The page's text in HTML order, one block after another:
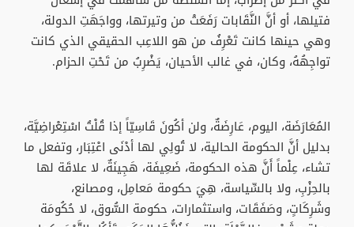
فتيلها، أو أنَّ النَّقَابات رَفَعَتْ من وتيرتها، وواجَهَتِ الدولة،
وهي حينها كانت تَعْرِفُ من هو اللاعِب الحقيقي الذي كانت
تواجِهُهُ، وكان، في غالب الأحيان، يَضْرِبُ من تَحْتِ الحزام.
المُعَارَضَة، اليوم، عَارِضَةٌ، ولن أكُونَ قَاسِيّاً إذا قُلْتُ اسْتِعْراضِيَّة،
بدليل أنَّ الحكومة الحالية، لا تُولِي لها أدْنَى اعْتِبَار، وتفعل ما
تشاء، عِلْماً أَنَّ هذه الحكومة، ضَعِيفَة، هَجِينَةٌ، لا علاقَة لها
بالحِزْبِ، ولا بالسِّياسة، هِيَ حكومة مَعامِل، ومصانع،
وشَرِكَاتٍ، وصَفَقَات، واستثمارات، حكومة السُّوق، لا حُكُومَة